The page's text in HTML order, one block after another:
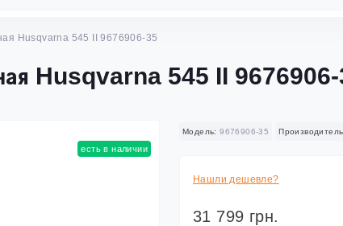
Husqvarna 545 II 9676906-35
Husqvarna 545 II
есть в наличии
Модель: 9676906-35
Нашли дешевле?
31 799 грн.